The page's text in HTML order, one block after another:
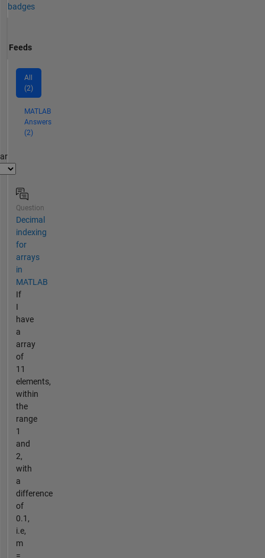
badges
Feeds
All
(2)
MATLAB
Answers
(2)
Question
Decimal
indexing
for
arrays
in
MATLAB
If
I
have
a
array
of
11
elements,
within
the
range
1
and
2,
with
a
difference
of
0.1,
i.e,
m
=